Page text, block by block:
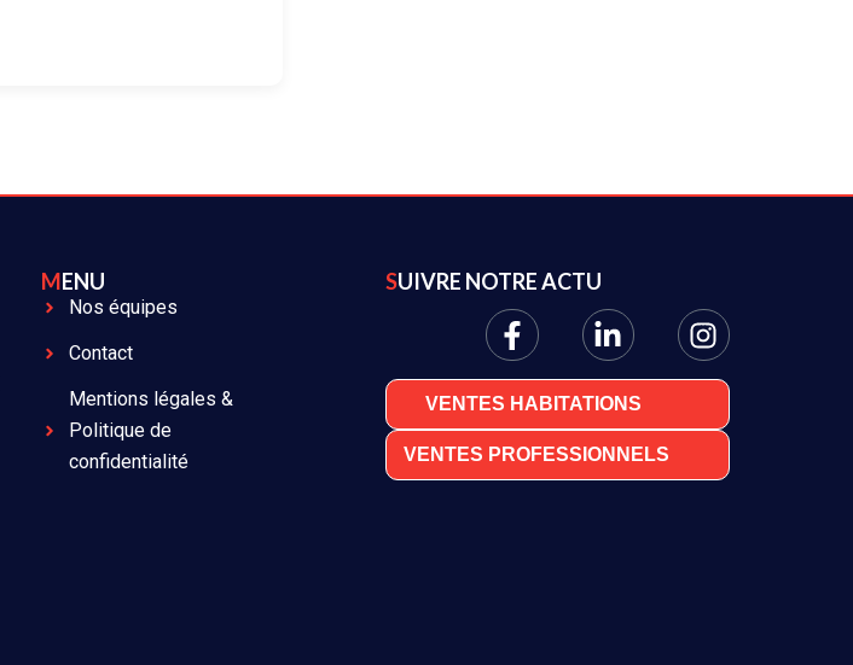
MENU
Nos équipes
Contact
Mentions légales &
Politique de
confidentialité
SUIVRE NOTRE ACTU
VENTES HABITATIONS
VENTES PROFESSIONNELS